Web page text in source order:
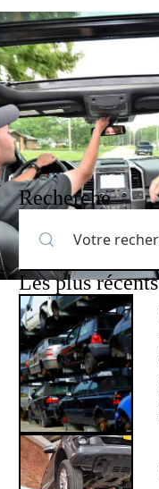
Recherche
Les plus récents